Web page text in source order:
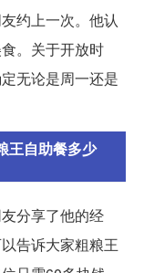
约上一次。他认
。关于开放时
无论是周一还是
王自助餐多少
分享了他的经
告诉大家粗粮王